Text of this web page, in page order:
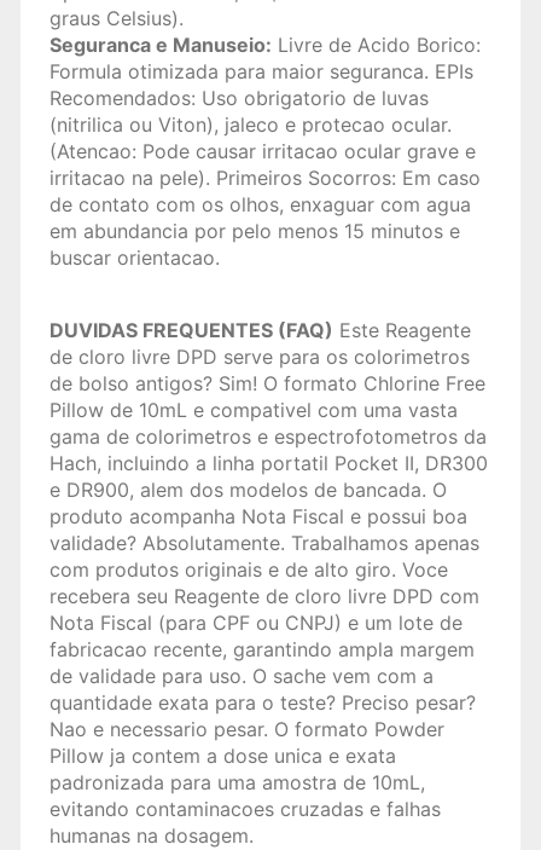
graus Celsius).
Seguranca e Manuseio: Livre de Acido Borico:
Formula otimizada para maior seguranca. EPIs
Recomendados: Uso obrigatorio de luvas
(nitrilica ou Viton), jaleco e protecao ocular.
(Atencao: Pode causar irritacao ocular grave e
irritacao na pele). Primeiros Socorros: Em caso
de contato com os olhos, enxaguar com agua
em abundancia por pelo menos 15 minutos e
buscar orientacao.
DUVIDAS FREQUENTES (FAQ) Este Reagente
de cloro livre DPD serve para os colorimetros
de bolso antigos? Sim! O formato Chlorine Free
Pillow de 10mL e compativel com uma vasta
gama de colorimetros e espectrofotometros da
Hach, incluindo a linha portatil Pocket II, DR300
e DR900, alem dos modelos de bancada. O
produto acompanha Nota Fiscal e possui boa
validade? Absolutamente. Trabalhamos apenas
com produtos originais e de alto giro. Voce
recebera seu Reagente de cloro livre DPD com
Nota Fiscal (para CPF ou CNPJ) e um lote de
fabricacao recente, garantindo ampla margem
de validade para uso. O sache vem com a
quantidade exata para o teste? Preciso pesar?
Nao e necessario pesar. O formato Powder
Pillow ja contem a dose unica e exata
padronizada para uma amostra de 10mL,
evitando contaminacoes cruzadas e falhas
humanas na dosagem.